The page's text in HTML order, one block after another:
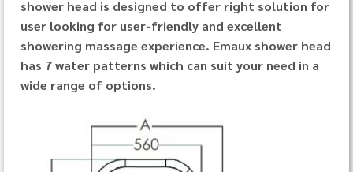
shower head is designed to offer right solution for
user looking for user-friendly and excellent
showering massage experience. Emaux shower head
has 7 water patterns which can suit your need in a
wide range of options.